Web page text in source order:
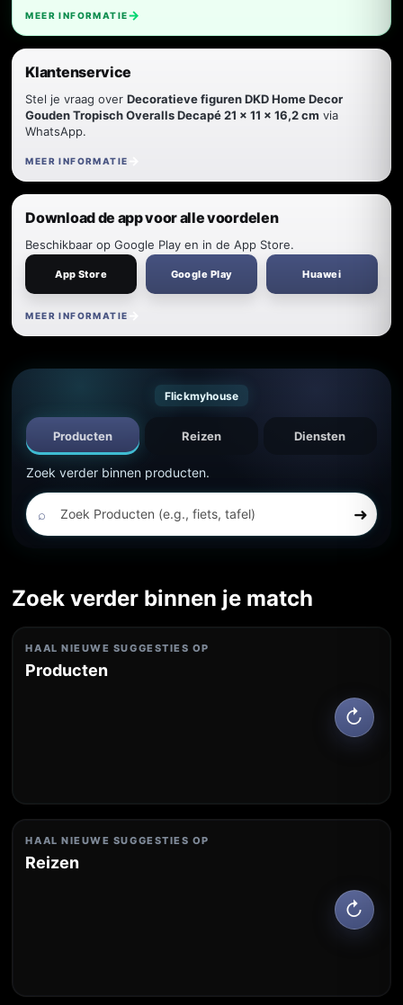
MEER INFORMATIE
Klantenservice
Stel je vraag overDecoratieve figuren DKD Home Decor
Gouden Tropisch Overalls Decapé 21 x 11 x 16,2 cm via
WhatsApp.
MEER INFORMATIE
Download de app voor alle voordelen
Beschikbaar op Google Play en in de App Store.
App Store Google Play Huawei
MEER INFORMATIE
Flickmyhouse
Producten Reizen Diensten
Zoek verder binnen producten.
⌕ ➜
Zoek verder binnen je match
HAAL NIEUWE SUGGESTIES OP
Producten
↻
HAAL NIEUWE SUGGESTIES OP
Reizen
↻